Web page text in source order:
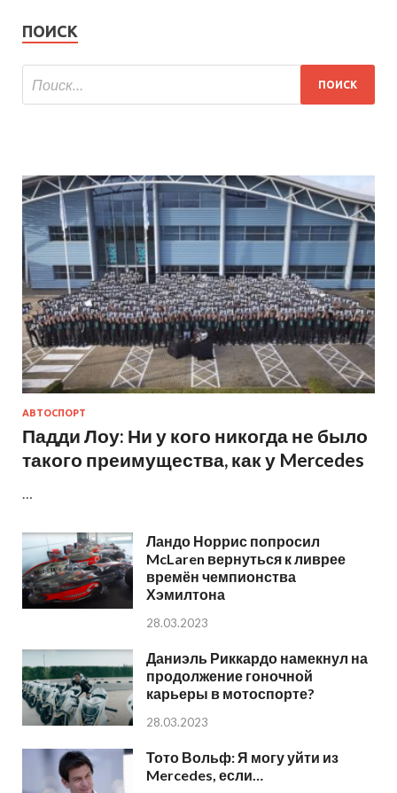
ПОИСК
АВТОСПОРТ
Падди Лоу: Ни у кого никогда не было
такого преимущества, как у Mercedes
…
Ландо Норрис попросил
McLaren вернуться к ливрее
времён чемпионства
Хэмилтона
28.03.2023
Даниэль Риккардо намекнул на
продолжение гоночной
карьеры в мотоспорте?
28.03.2023
Тото Вольф: Я могу уйти из
Mercedes, если…